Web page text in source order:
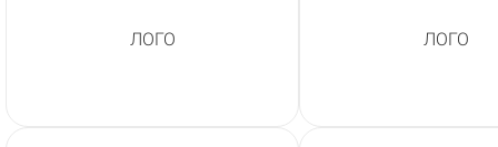
ЛОГО ЛОГО